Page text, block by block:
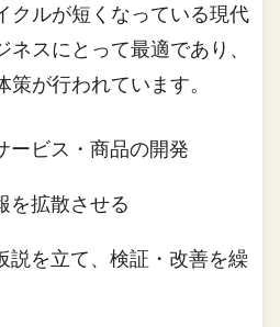
クルが短くなっている現代
スにとって最適であり、
が行われています。
ービス・商品の開発
を拡散させる
説を立て、検証・改善を繰